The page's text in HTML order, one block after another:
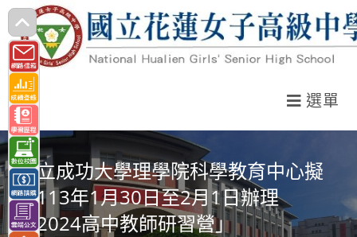
跳
轉
至
主
要
內
容
選單
國立成功大學理學院科學教育中心擬
於113年1月30日至2月1日辦理
「2024高中教師研習營」